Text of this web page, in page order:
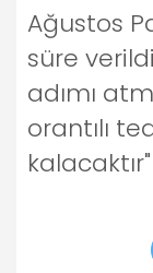
Ağustos
süre
adımı
orantılı